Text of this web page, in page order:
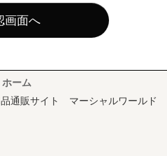
画面へ
ホーム
通販サイト マーシャルワールド